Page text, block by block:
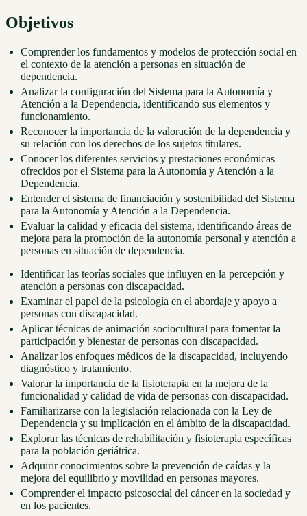
Objetivos
Comprender los fundamentos y modelos de protección social en
el contexto de la atención a personas en situación de
dependencia.
Analizar la configuración del Sistema para la Autonomía y
Atención a la Dependencia, identificando sus elementos y
funcionamiento.
Reconocer la importancia de la valoración de la dependencia y
su relación con los derechos de los sujetos titulares.
Conocer los diferentes servicios y prestaciones económicas
ofrecidos por el Sistema para la Autonomía y Atención a la
Dependencia.
Entender el sistema de financiación y sostenibilidad del Sistema
para la Autonomía y Atención a la Dependencia.
Evaluar la calidad y eficacia del sistema, identificando áreas de
mejora para la promoción de la autonomía personal y atención a
personas en situación de dependencia.
Identificar las teorías sociales que influyen en la percepción y
atención a personas con discapacidad.
Examinar el papel de la psicología en el abordaje y apoyo a
personas con discapacidad.
Aplicar técnicas de animación sociocultural para fomentar la
participación y bienestar de personas con discapacidad.
Analizar los enfoques médicos de la discapacidad, incluyendo
diagnóstico y tratamiento.
Valorar la importancia de la fisioterapia en la mejora de la
funcionalidad y calidad de vida de personas con discapacidad.
Familiarizarse con la legislación relacionada con la Ley de
Dependencia y su implicación en el ámbito de la discapacidad.
Explorar las técnicas de rehabilitación y fisioterapia específicas
para la población geriátrica.
Adquirir conocimientos sobre la prevención de caídas y la
mejora del equilibrio y movilidad en personas mayores.
Comprender el impacto psicosocial del cáncer en la sociedad y
en los pacientes.